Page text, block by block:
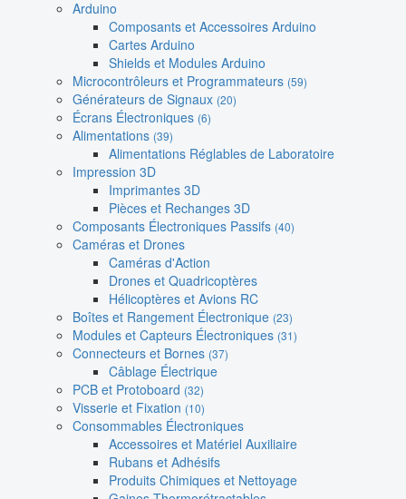
Arduino
Composants et Accessoires Arduino
Cartes Arduino
Shields et Modules Arduino
Microcontrôleurs et Programmateurs (59)
Générateurs de Signaux (20)
Écrans Électroniques (6)
Alimentations (39)
Alimentations Réglables de Laboratoire
Impression 3D
Imprimantes 3D
Pièces et Rechanges 3D
Composants Électroniques Passifs (40)
Caméras et Drones
Caméras d'Action
Drones et Quadricoptères
Hélicoptères et Avions RC
Boîtes et Rangement Électronique (23)
Modules et Capteurs Électroniques (31)
Connecteurs et Bornes (37)
Câblage Électrique
PCB et Protoboard (32)
Visserie et Fixation (10)
Consommables Électroniques
Accessoires et Matériel Auxiliaire
Rubans et Adhésifs
Produits Chimiques et Nettoyage